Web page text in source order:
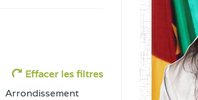
Effacer les filtres
Arrondissement